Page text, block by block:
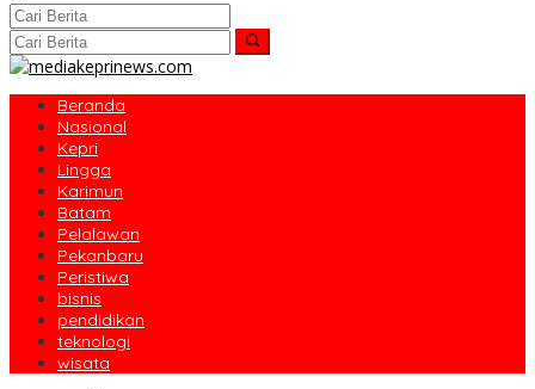
Beranda
Nasional
Kepri
Lingga
Karimun
Batam
Pelalawan
Pekanbaru
Peristiwa
bisnis
pendidikan
teknologi
wisata